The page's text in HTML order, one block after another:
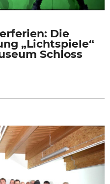
Die
„Lichtspiele“
Schloss